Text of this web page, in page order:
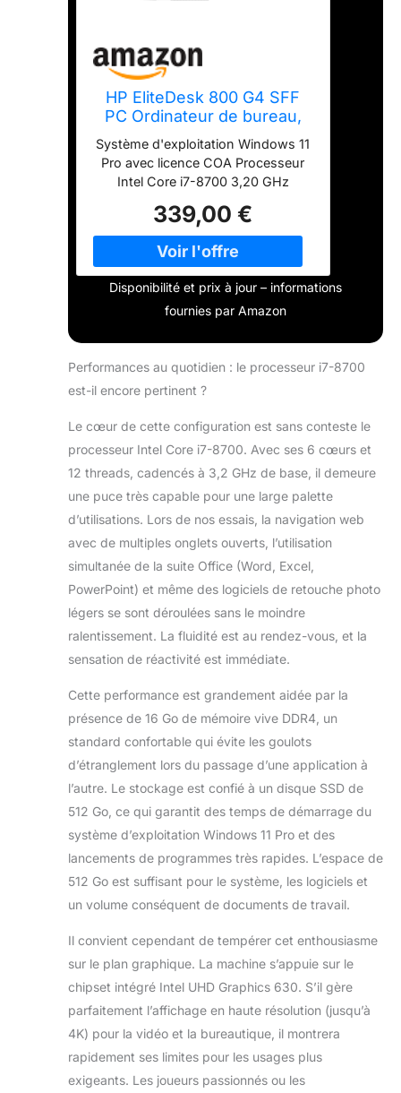
HP EliteDesk 800 G4 SFF
PC Ordinateur de bureau,
Intel i7-8700, Mémoire RAM
16 Go, Disque SSD 512 Go
Windows 11 Pro
(reconditionné)
Système d'exploitation Windows 11
Pro avec licence COA Processeur
Intel Core i7-8700 3,20 GHz
Boost/6 Core - 12 Thread) RAM 16
Go DDR4 + SSD 512 Go Ports et
connexions : 6 x USB 3.1 Gen1 + 1 x
USB 3.1 Type C + 4 x USB 2.0 | 2
ports d'affichage (audio et vidéo) |
Produit reconditionné
qualifiés d'Amazon. Emballé dans
un carton neutre, à l'intérieur en
d'alimentation.
339,00 €
Disponibilité et prix à jour – informations
fournies par Amazon
Performances au quotidien : le processeur i7-8700
est-il encore pertinent ?
Le cœur de cette configuration est sans conteste le
processeur Intel Core i7-8700. Avec ses 6 cœurs et
12 threads, cadencés à 3,2 GHz de base, il demeure
une puce très capable pour une large palette
d’utilisations. Lors de nos essais, la navigation web
avec de multiples onglets ouverts, l’utilisation
simultanée de la suite Office (Word, Excel,
PowerPoint) et même des logiciels de retouche photo
légers se sont déroulées sans le moindre
ralentissement. La fluidité est au rendez-vous, et la
sensation de réactivité est immédiate.
Cette performance est grandement aidée par la
présence de 16 Go de mémoire vive DDR4, un
standard confortable qui évite les goulots
d’étranglement lors du passage d’une application à
l’autre. Le stockage est confié à un disque SSD de
512 Go, ce qui garantit des temps de démarrage du
système d’exploitation Windows 11 Pro et des
lancements de programmes très rapides. L’espace de
512 Go est suffisant pour le système, les logiciels et
un volume conséquent de documents de travail.
Il convient cependant de tempérer cet enthousiasme
sur le plan graphique. La machine s’appuie sur le
chipset intégré Intel UHD Graphics 630. S’il gère
parfaitement l’affichage en haute résolution (jusqu’à
4K) pour la vidéo et la bureautique, il montrera
rapidement ses limites pour les usages plus
exigeants. Les joueurs passionnés ou les